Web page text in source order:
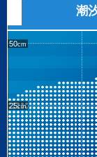
潮
50
25